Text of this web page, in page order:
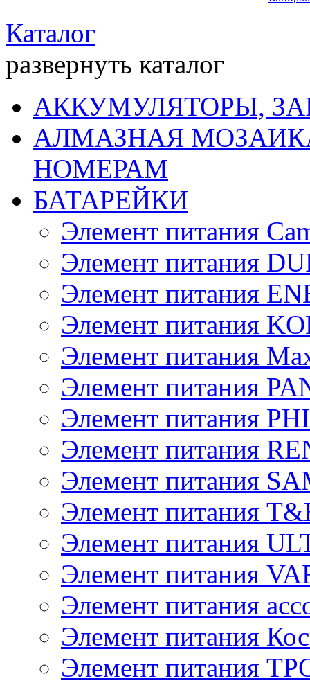
Каталог
развернуть каталог
АККУМУЛЯТОРЫ,
АЛМАЗНАЯ
НОМЕРАМ
БАТАРЕЙКИ
Элемент питания
Элемент питания
Элемент питания
Элемент питания
Элемент питания
Элемент питания
Элемент питания
Элемент питания
Элемент питания
Элемент питания
Элемент питания
Элемент питания
Элемент питания
Элемент питания
Элемент питания